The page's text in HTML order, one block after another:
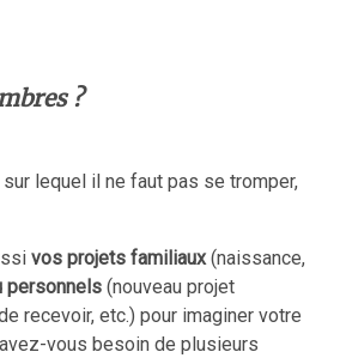
?
sur lequel il ne faut pas se tromper,
vos projets familiaux(naissance,
personnels (nouveau projet
recevoir, etc.) pour imaginer votre
vous besoin de plusieurs